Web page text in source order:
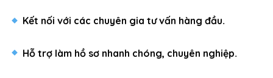
Kết nối với các chuyên gia tư vấn hàng đầu.
Hỗ trợ làm hồ sơ nhanh chóng, chuyên nghiệp.